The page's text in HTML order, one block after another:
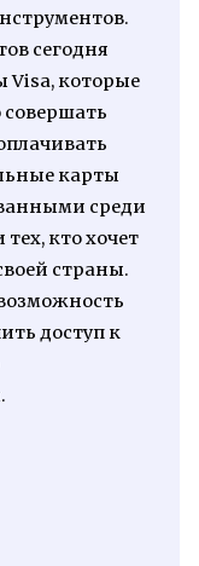
сегодня
Visa, которые
совершать
карты
среди
кто хочет
страны.
доступ к